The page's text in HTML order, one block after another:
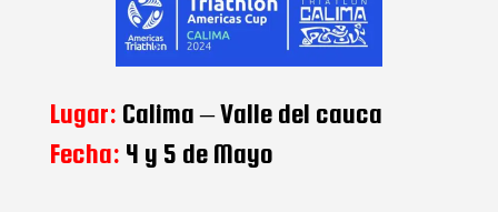
Lugar: Calima – Valle del cauca
Fecha: 4 y 5 de Mayo